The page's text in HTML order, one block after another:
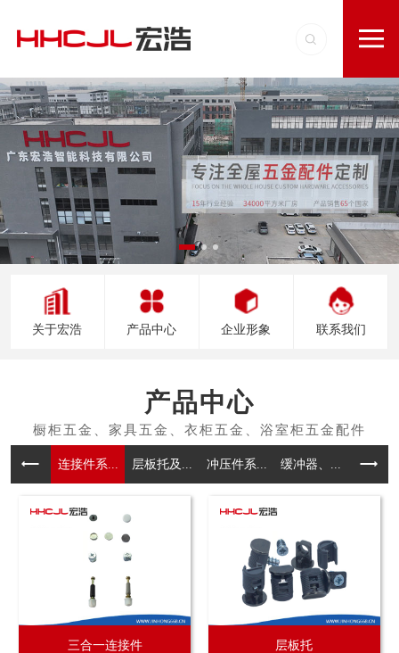
关于宏浩 产品中心 企业形象 联系我们
产品中心
连接件系... 层板托及... 冲压件系... 缓冲器、... 拉手
三合一连接件 层板托